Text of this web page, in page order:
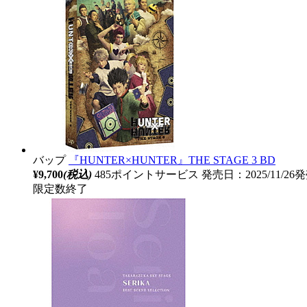
バップ
『HUNTER×HUNTER』THE STAGE 3 BD
¥9,700(税込) 485ポイントサービス 発売日：2025/11/26
限定数終了